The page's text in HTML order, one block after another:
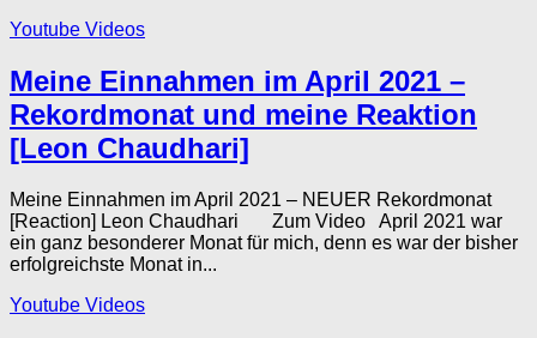
Youtube Videos
Meine Einnahmen im April 2021 –
Rekordmonat und meine Reaktion
[Leon Chaudhari]
Meine Einnahmen im April 2021 – NEUER Rekordmonat
[Reaction] Leon Chaudhari Zum Video April 2021 war
ein ganz besonderer Monat für mich, denn es war der bisher
erfolgreichste Monat in...
Youtube Videos